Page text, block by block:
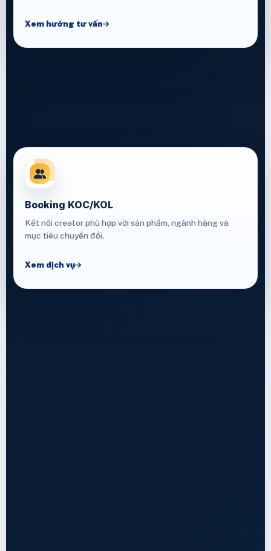
Xem hướng tư vấn
Booking KOC/KOL
Kết nối creator phù hợp với sản phẩm, ngành hàng và
mục tiêu chuyển đổi.
Xem dịch vụ